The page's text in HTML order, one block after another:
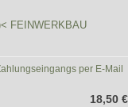
FEINWERKBAU
per E-Mail
18,50 €